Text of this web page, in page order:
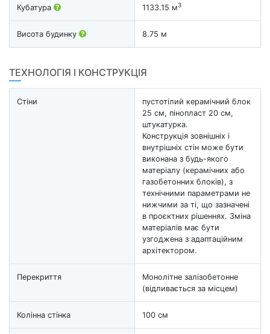
Кубатура 1133.15 м3
Висота будинку 8.75 м
ТЕХНОЛОГІЯ І КОНСТРУКЦІЯ
Стіни
пустотілий керамічний блок
25 см, пінопласт 20 см,
штукатурка.
Конструкція зовнішніх і
внутрішніх стін може бути
виконана з будь-якого
матеріалу (керамічних або
газобетонних блоків), з
технічними параметрами не
нижчими за ті, що зазначені
в проєктних рішеннях. Зміна
матеріалів має бути
узгоджена з адаптаційним
архітектором.
Перекриття
Монолітне залізобетонне
(відливається за місцем)
Колінна стінка 100 см